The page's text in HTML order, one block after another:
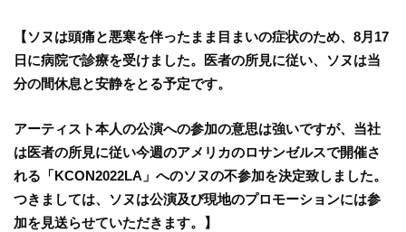
【ソヌは頭痛と悪寒を伴ったまま目まいの症状のため、8月17
日に病院で診療を受けました。医者の所見に従い、ソヌは当
分の間休息と安静をとる予定です。
アーティスト本人の公演への参加の意思は強いですが、当社
は医者の所見に従い今週のアメリカのロサンゼルスで開催さ
れる「KCON2022LA」へのソヌの不参加を決定致しました。
つきましては、ソヌは公演及び現地のプロモーションには参
加を見送らせていただきます。】